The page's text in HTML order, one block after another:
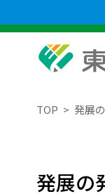
TOP 発展
発展の